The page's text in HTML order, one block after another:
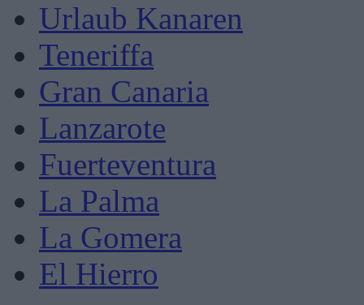
Urlaub Kanaren
Teneriffa
Gran Canaria
Lanzarote
Fuerteventura
La Palma
La Gomera
El Hierro